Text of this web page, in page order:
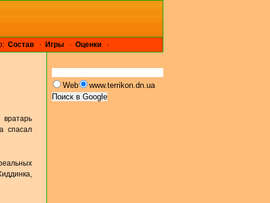
Cостав · Игры · Оценки ·
спасал
Web www.terrikon.dn.ua